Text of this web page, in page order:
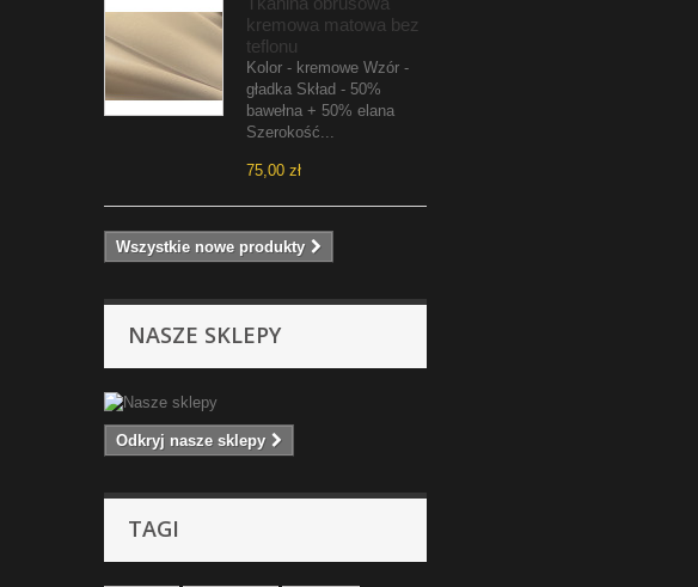
kremowa matowa bez
teflonu
Kolor - kremowe Wzór -
gładka Skład - 50%
bawełna + 50% elana
Szerokość...
75,00 zł
Wszystkie nowe produkty
NASZE SKLEPY
Odkryj nasze sklepy
TAGI